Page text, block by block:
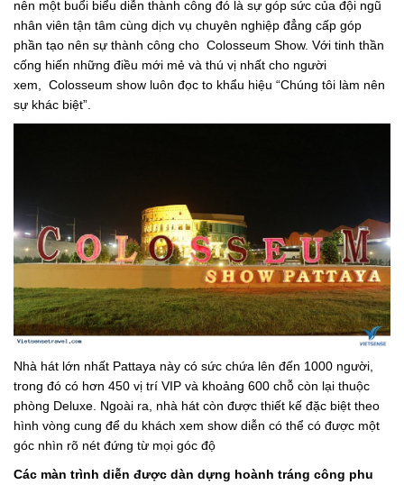
nên một buổi biểu diễn thành công đó là sự góp sức của đội ngũ
nhân viên tận tâm cùng dịch vụ chuyên nghiệp đẳng cấp góp
phần tạo nên sự thành công cho Colosseum Show. Với tinh thần
cống hiến những điều mới mẻ và thú vị nhất cho người
xem, Colosseum show luôn đọc to khẩu hiệu “Chúng tôi làm nên
sự khác biệt”.
Nhà hát lớn nhất Pattaya này có sức chứa lên đến 1000 người,
trong đó có hơn 450 vị trí VIP và khoảng 600 chỗ còn lại thuộc
phòng Deluxe. Ngoài ra, nhà hát còn được thiết kế đặc biệt theo
hình vòng cung để du khách xem show diễn có thể có được một
góc nhìn rõ nét đứng từ mọi góc độ
Các màn trình diễn được dàn dựng hoành tráng công phu